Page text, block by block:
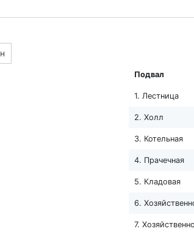
Подвал
1. Лестница
2. Холл
3. Котельная
4. Прачечная
5. Кладовая
6.
7.